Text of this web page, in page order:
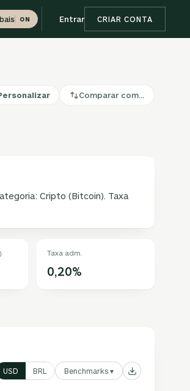
ON Entrar CRIAR CONTA
Comparar com…
Cripto (Bitcoin). Taxa
Taxa adm.
0,20%
USD BRL Benchmarks ▾